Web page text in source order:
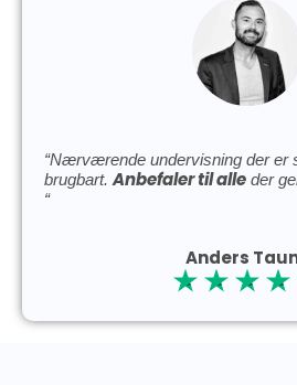
“Nærværende undervisning der er
brugbart. Anbefaler til alle der
“
Anders